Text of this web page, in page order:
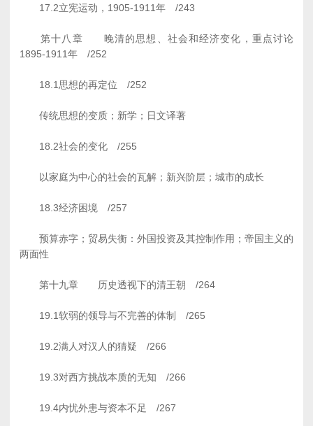
17.2立宪运动，1905-1911年 /243
第十八章 晚清的思想、社会和经济变化，重点讨论
1895-1911年 /252
18.1思想的再定位 /252
传统思想的变质；新学；日文译著
18.2社会的变化 /255
以家庭为中心的社会的瓦解；新兴阶层；城市的成长
18.3经济困境 /257
预算赤字；贸易失衡：外国投资及其控制作用；帝国主义的
两面性
第十九章 历史透视下的清王朝 /264
19.1软弱的领导与不完善的体制 /265
19.2满人对汉人的猜疑 /266
19.3对西方挑战本质的无知 /266
19.4内忧外患与资本不足 /267